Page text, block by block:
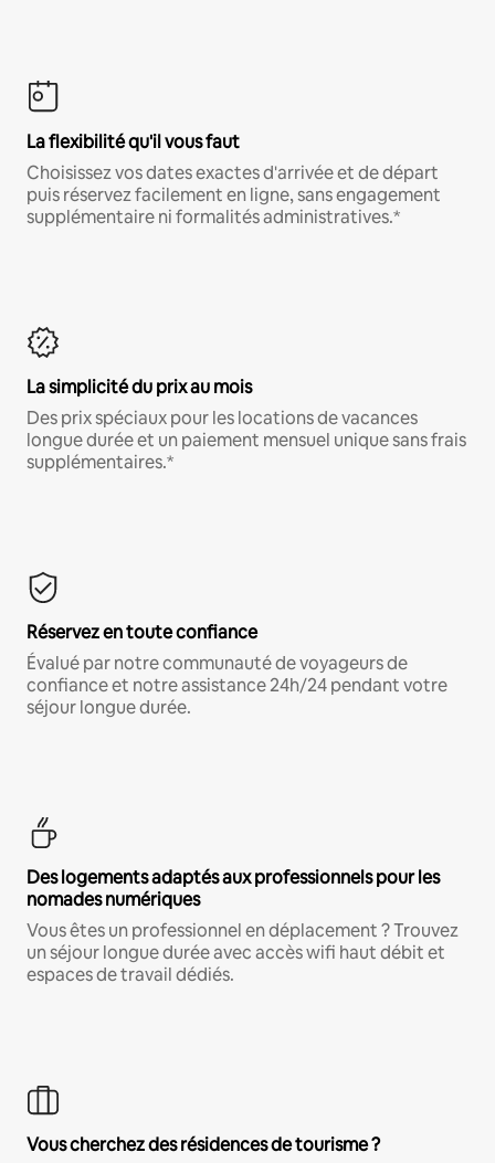
La flexibilité qu'il vous faut
Choisissez vos dates exactes d'arrivée et de départ
puis réservez facilement en ligne, sans engagement
supplémentaire ni formalités administratives.*
La simplicité du prix au mois
Des prix spéciaux pour les locations de vacances
longue durée et un paiement mensuel unique sans frais
supplémentaires.*
Réservez en toute confiance
Évalué par notre communauté de voyageurs de
confiance et notre assistance 24h/24 pendant votre
séjour longue durée.
Des logements adaptés aux professionnels pour les
nomades numériques
Vous êtes un professionnel en déplacement ? Trouvez
un séjour longue durée avec accès wifi haut débit et
espaces de travail dédiés.
Vous cherchez des résidences de tourisme ?